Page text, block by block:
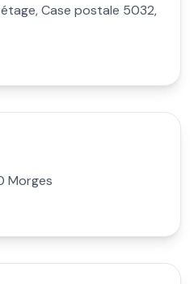
Case postale 5032,
Morges